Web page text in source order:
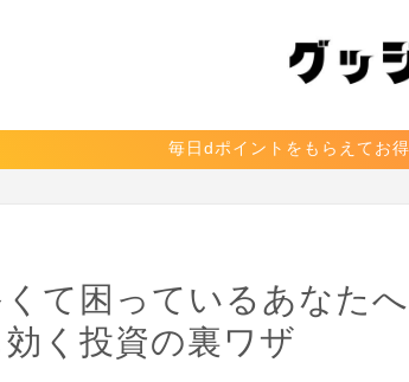
毎日dポイントをもらえてお
て困っているあなた
く投資の裏ワザ